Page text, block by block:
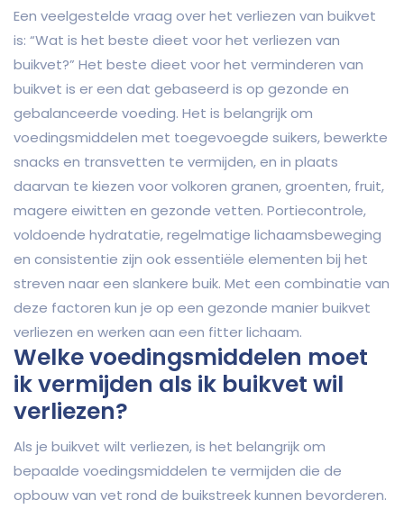
Een veelgestelde vraag over het verliezen van buikvet
is: “Wat is het beste dieet voor het verliezen van
buikvet?” Het beste dieet voor het verminderen van
buikvet is er een dat gebaseerd is op gezonde en
gebalanceerde voeding. Het is belangrijk om
voedingsmiddelen met toegevoegde suikers, bewerkte
snacks en transvetten te vermijden, en in plaats
daarvan te kiezen voor volkoren granen, groenten, fruit,
magere eiwitten en gezonde vetten. Portiecontrole,
voldoende hydratatie, regelmatige lichaamsbeweging
en consistentie zijn ook essentiële elementen bij het
streven naar een slankere buik. Met een combinatie van
deze factoren kun je op een gezonde manier buikvet
verliezen en werken aan een fitter lichaam.
Welke voedingsmiddelen moet
ik vermijden als ik buikvet wil
verliezen?
Als je buikvet wilt verliezen, is het belangrijk om
bepaalde voedingsmiddelen te vermijden die de
opbouw van vet rond de buikstreek kunnen bevorderen.